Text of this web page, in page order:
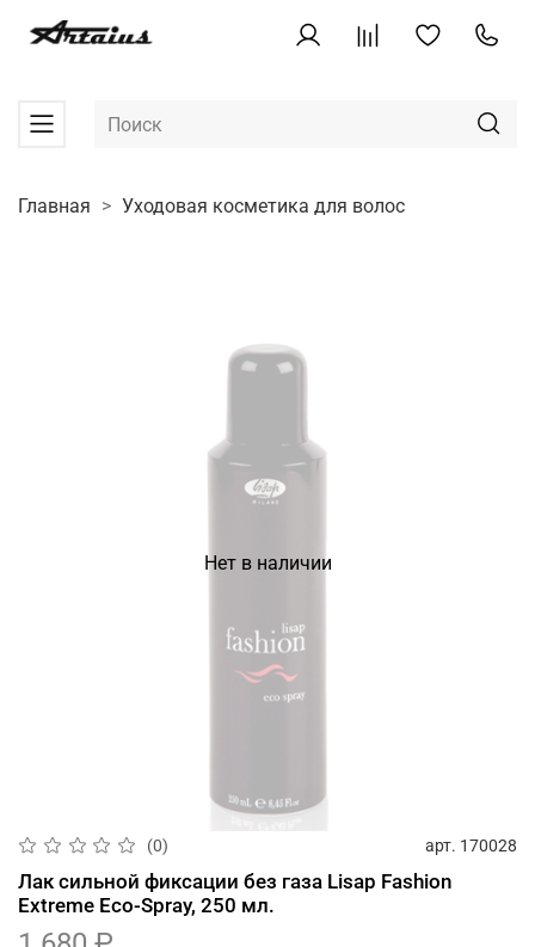
Главная Уходовая косметика для волос
Нет в наличии
(0) арт. 170028
Лак сильной фиксации без газа Lisap Fashion
Extreme Eco-Spray, 250 мл.